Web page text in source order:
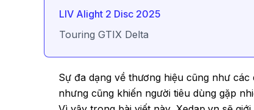
LIV Alight 2 Disc 2025
Touring GTIX Delta
Sự đa dạng về thương hiệu cũng như
nhưng cũng khiến người tiêu dùng gặp